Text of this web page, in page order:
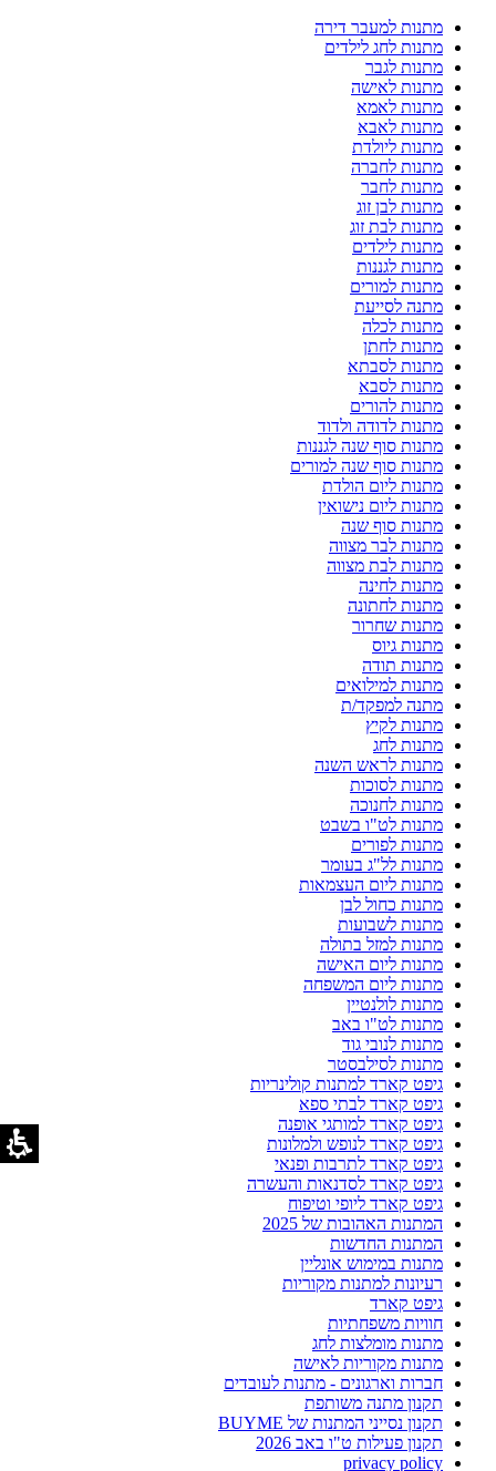
מתנות למעבר דירה
מתנות לחג לילדים
מתנות לגבר
מתנות לאישה
מתנות לאמא
מתנות לאבא
מתנות ליולדת
מתנות לחברה
מתנות לחבר
מתנות לבן זוג
מתנות לבת זוג
מתנות לילדים
מתנות לגננות
מתנות למורים
מתנה לסייעת
מתנות לכלה
מתנות לחתן
מתנות לסבתא
מתנות לסבא
מתנות להורים
מתנות לדודה ולדוד
מתנות סוף שנה לגננות
מתנות סוף שנה למורים
מתנות ליום הולדת
מתנות ליום נישואין
מתנות סוף שנה
מתנות לבר מצווה
מתנות לבת מצווה
מתנות לחינה
מתנות לחתונה
מתנות שחרור
מתנות גיוס
מתנות תודה
מתנות למילואים
מתנה למפקד/ת
מתנות לקיץ
מתנות לחג
מתנות לראש השנה
מתנות לסוכות
מתנות לחנוכה
מתנות לט"ו בשבט
מתנות לפורים
מתנות לל"ג בעומר
מתנות ליום העצמאות
מתנות כחול לבן
מתנות לשבועות
מתנות למזל בתולה
מתנות ליום האישה
מתנות ליום המשפחה
מתנות לולנטיין
מתנות לט"ו באב
מתנות לנובי גוד
מתנות לסילבסטר
גיפט קארד למתנות קולינריות
גיפט קארד לבתי ספא
גיפט קארד למותגי אופנה
גיפט קארד לנופש ולמלונות
גיפט קארד לתרבות ופנאי
גיפט קארד לסדנאות והעשרה
גיפט קארד ליופי וטיפוח
המתנות האהובות של 2025
המתנות החדשות
מתנות במימוש אונליין
רעיונות למתנות מקוריות
גיפט קארד
חוויות משפחתיות
מתנות מומלצות לחג
מתנות מקוריות לאישה
חברות וארגונים - מתנות לעובדים
תקנון מתנה משותפת
תקנון נסייני המתנות של BUYME
תקנון פעילות ט"ו באב 2026
privacy policy